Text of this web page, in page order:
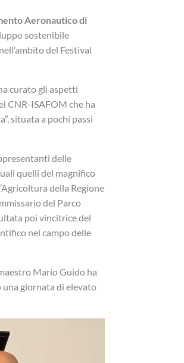
Aeronautico di
sostenibile
del Festival
curato gli aspetti
CNR-ISAFOM che ha
situata a pochi passi
delle
quelli del magnifico
della Regione
del Parco
poi vincitrice del
nel campo delle
Mario Guido ha
una giornata di elevato